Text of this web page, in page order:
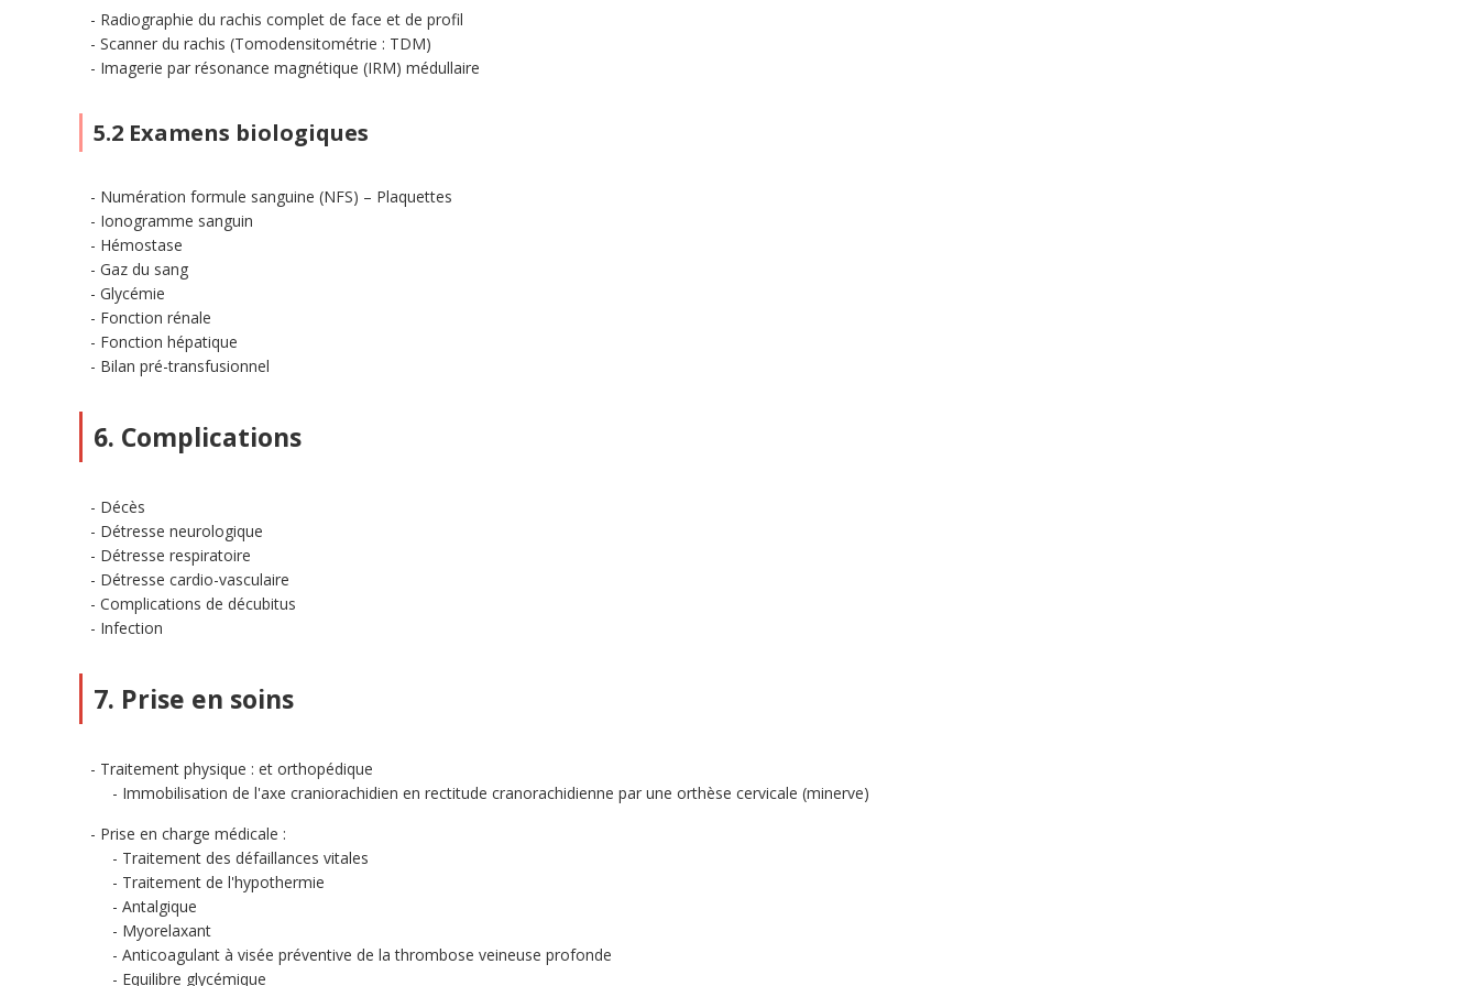
Radiographie du rachis complet de face et de profil
Scanner du rachis (Tomodensitométrie : TDM)
Imagerie par résonance magnétique (IRM) médullaire
5.2 Examens biologiques
Numération formule sanguine (NFS) – Plaquettes
Ionogramme sanguin
Hémostase
Gaz du sang
Glycémie
Fonction rénale
Fonction hépatique
Bilan pré-transfusionnel
6. Complications
Décès
Détresse neurologique
Détresse respiratoire
Détresse cardio-vasculaire
Complications de décubitus
Infection
7. Prise en soins
Traitement physique : et orthopédique
Immobilisation de l'axe craniorachidien en rectitude cranorachidienne par une orthèse cervicale (minerve)
Prise en charge médicale :
Traitement des défaillances vitales
Traitement de l'hypothermie
Antalgique
Myorelaxant
Anticoagulant à visée préventive de la thrombose veineuse profonde
Equilibre glycémique